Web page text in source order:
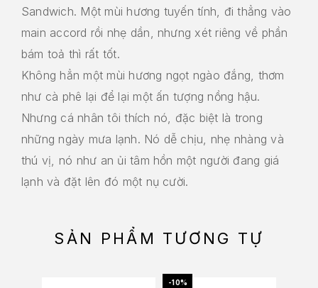
Sandwich. Một mùi hương tuyến tính, đi thẳng vào
main accord rồi nhẹ dần, nhưng xét riêng về phần
bám toả thì rất tốt.
Không hẳn một mùi hương ngọt ngào đắng, thơm
như cà phê lại để lại một ấn tượng nồng hậu.
Nhưng cá nhân tôi thích nó, đặc biệt là trong
những ngày mưa lạnh. Nó dễ chịu, nhẹ nhàng và
thú vị, nó như an ủi tâm hồn một người đang giá
lạnh và đặt lên đó một nụ cười.
SẢN PHẨM TƯƠNG TỰ
-10%